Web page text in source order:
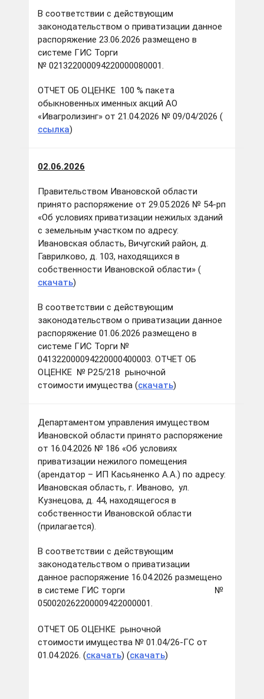
В соответствии с действующим
законодательством о приватизации данное
распоряжение 23.06.2026 размещено в
системе ГИС Торги
№ 021322000094220000080001.
ОТЧЕТ ОБ ОЦЕНКЕ 100 % пакета
обыкновенных именных акций АО
«Ивагролизинг» от 21.04.2026 № 09/04/2026 (
ссылка)
02.06.2026
Правительством Ивановской области
принято распоряжение от 29.05.2026 № 54-рп
«Об условиях приватизации нежилых зданий
с земельным участком по адресу:
Ивановская область, Вичугский район, д.
Гаврилково, д. 103, находящихся в
собственности Ивановской области» (
скачать)
В соответствии с действующим
законодательством о приватизации данное
распоряжение 01.06.2026 размещено в
системе ГИС Торги №
041322000094220000400003. ОТЧЕТ ОБ
ОЦЕНКЕ № Р25/218 рыночной
стоимости имущества (скачать)
Департаментом управления имуществом
Ивановской области принято распоряжение
от 16.04.2026 № 186 «Об условиях
приватизации нежилого помещения
(арендатор – ИП Касьяненко А.А.) по адресу:
Ивановская область, г. Иваново, ул.
Кузнецова, д. 44, находящегося в
собственности Ивановской области
(прилагается).
В соответствии с действующим
законодательством о приватизации
данное распоряжение 16.04.2026 размещено
в системе ГИС торги №
050020262200009422000001.
ОТЧЕТ ОБ ОЦЕНКЕ рыночной
стоимости имущества № 01.04/26-ГС от
01.04.2026. (скачать) (скачать)